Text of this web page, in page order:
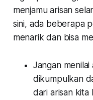
menjamu arisan
sini, ada beberapa
menarik dan bisa
Jangan
dikumpulkan
dari arisan kita